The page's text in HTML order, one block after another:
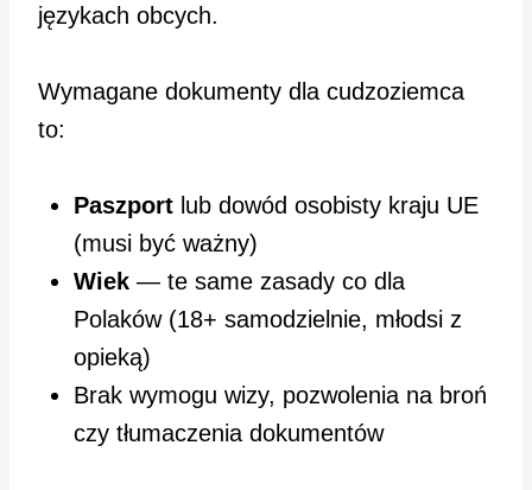
językach obcych.
Wymagane dokumenty dla cudzoziemca
to:
Paszport lub dowód osobisty kraju UE
(musi być ważny)
Wiek — te same zasady co dla
Polaków (18+ samodzielnie, młodsi z
opieką)
Brak wymogu wizy, pozwolenia na broń
czy tłumaczenia dokumentów